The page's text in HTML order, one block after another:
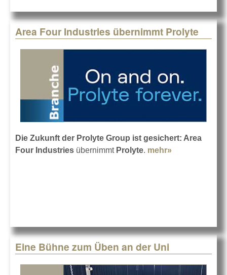
Area Four Industries übernimmt Prolyte
Die Zukunft der Prolyte Group ist gesichert: Area
Four Industries übernimmt Prolyte. mehr»
Eine Bühne zum Üben an der Uni